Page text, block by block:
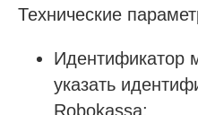
Технические
Идентификатор
указать
Robokassa;
Будьте в курсе новых анонсов
вебинаров и актуальных